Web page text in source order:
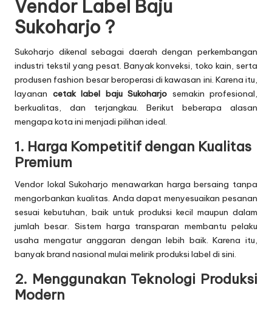
Vendor Label Baju
Sukoharjo ?
Sukoharjo dikenal sebagai daerah dengan perkembangan
industri tekstil yang pesat. Banyak konveksi, toko kain, serta
produsen fashion besar beroperasi di kawasan ini. Karena itu,
layanan cetak label baju Sukoharjo semakin profesional,
berkualitas, dan terjangkau. Berikut beberapa alasan
mengapa kota ini menjadi pilihan ideal.
1. Harga Kompetitif dengan Kualitas
Premium
Vendor lokal Sukoharjo menawarkan harga bersaing tanpa
mengorbankan kualitas. Anda dapat menyesuaikan pesanan
sesuai kebutuhan, baik untuk produksi kecil maupun dalam
jumlah besar. Sistem harga transparan membantu pelaku
usaha mengatur anggaran dengan lebih baik. Karena itu,
banyak brand nasional mulai melirik produksi label di sini.
2. Menggunakan Teknologi Produksi
Modern